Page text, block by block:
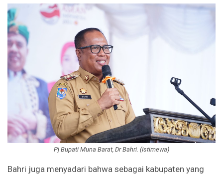
Pj Bupati Muna Barat, Dr Bahri. (Istimewa)
Bahri juga menyadari bahwa sebagai kabupaten yang